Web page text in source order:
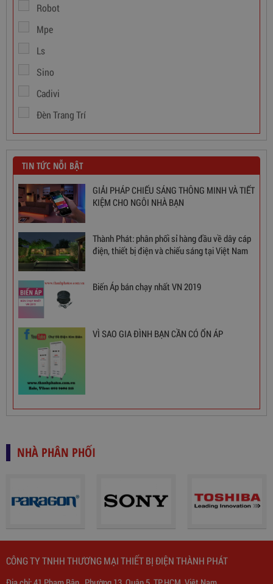
Ổn Áp 1 Pha SH 5000 II NEW 2020
3,380,000 đ
Robot
Mpe
Ls
Sino
Cadivi
Đèn Trang Trí
TIN TỨC NỖI BẬT
GIẢI PHÁP CHIẾU SÁNG THÔNG MINH VÀ TIẾT
KIỆM CHO NGÔI NHÀ BẠN
Thành Phát: phân phối sỉ hàng đầu về dây cáp
điện, thiết bị điện và chiếu sáng tại Việt Nam
Biến Áp bán chạy nhất VN 2019
VÌ SAO GIA ĐÌNH BẠN CẦN CÓ ỔN ÁP
NHÀ PHÂN PHỐI
CÔNG TY TNHH THƯƠNG MẠI THIẾT BỊ ĐIỆN THÀNH PHÁT